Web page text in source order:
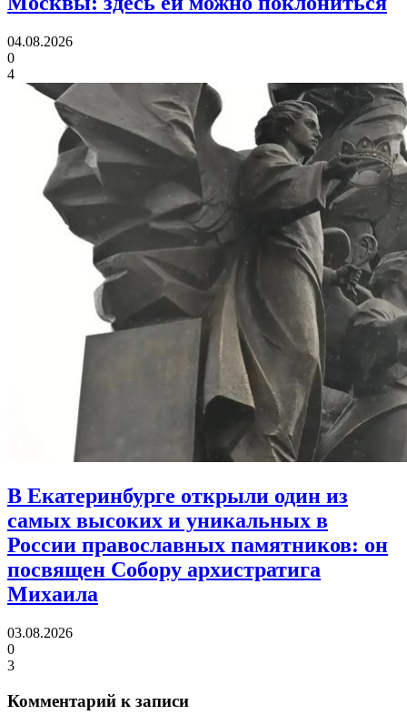
04.08.2026
0
4
В Екатеринбурге открыли один из
самых высоких и уникальных в
России православных памятников: он
посвящен Собору архистратига
Михаила
03.08.2026
0
3
Комментарий к записи